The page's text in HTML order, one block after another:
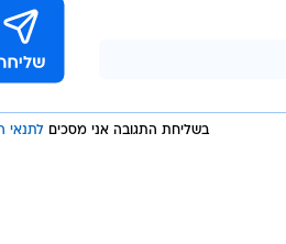
חירייה, ד"ר שירה דסקל